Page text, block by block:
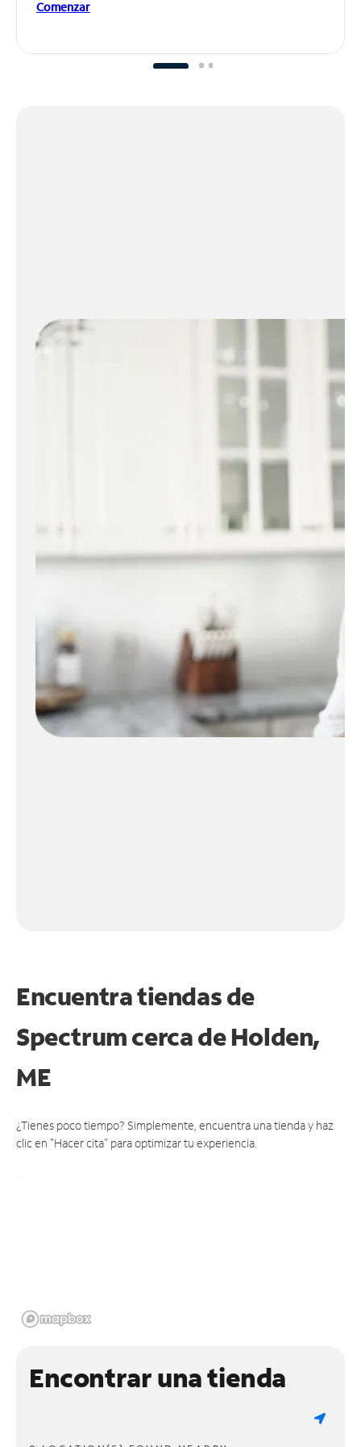
Comenzar
Encuentra tiendas de
Spectrum cerca deHolden,
ME
¿Tienes poco tiempo? Simplemente, encuentra una tienda y haz
clic en "Hacer cita" para optimizar tu experiencia.
Encontrar una tienda